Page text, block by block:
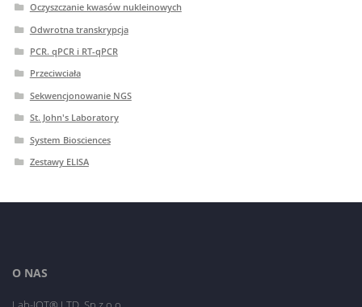
Oczyszczanie kwasów nukleinowych
Odwrotna transkrypcja
PCR. qPCR i RT-qPCR
Przeciwciała
Sekwencjonowanie NGS
St. John's Laboratory
System Biosciences
Zestawy ELISA
O NAS